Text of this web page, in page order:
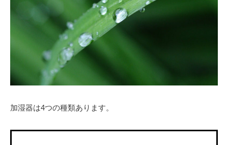
加湿器は4つの種類あります。